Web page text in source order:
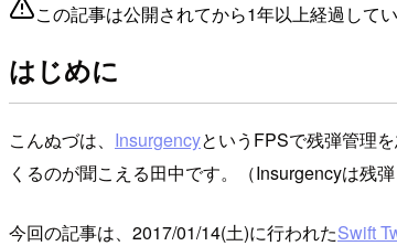
この記事は公開されてから1年以上経過して
はじめに
こんぬづは、 InsurgencyというFPSで残弾管理
くるのが聞こえる田中です。（Insurgencyは残
今回の記事は、2017/01/14(土)に行われたSwift